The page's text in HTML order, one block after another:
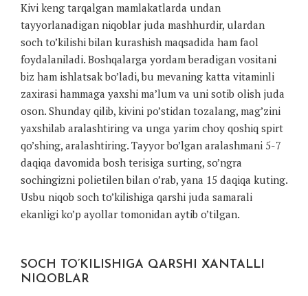
Kivi keng tarqalgan mamlakatlarda undan
tayyorlanadigan niqoblar juda mashhurdir, ulardan
soch to’kilishi bilan kurashish maqsadida ham faol
foydalaniladi. Boshqalarga yordam beradigan vositani
biz ham ishlatsak bo’ladi, bu mevaning katta vitaminli
zaxirasi hammaga yaxshi ma’lum va uni sotib olish juda
oson. Shunday qilib, kivini po’stidan tozalang, mag’zini
yaxshilab aralashtiring va unga yarim choy qoshiq spirt
qo’shing, aralashtiring. Tayyor bo’lgan aralashmani 5-7
daqiqa davomida bosh terisiga surting, so’ngra
sochingizni polietilen bilan o’rab, yana 15 daqiqa kuting.
Usbu niqob soch to’kilishiga qarshi juda samarali
ekanligi ko’p ayollar tomonidan aytib o’tilgan.
SOCH TO’KILISHIGA QARSHI XANTALLI
NIQOBLAR